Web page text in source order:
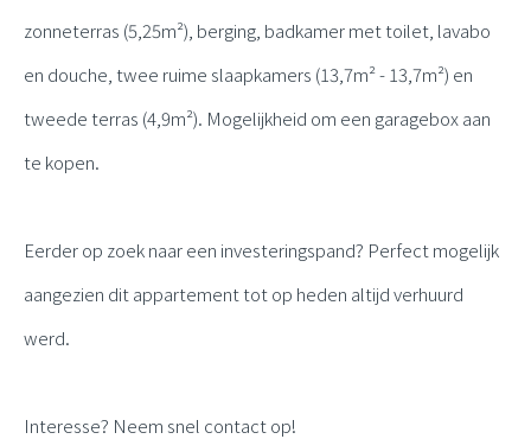
zonneterras (5,25m²), berging, badkamer met toilet, lavabo
en douche, twee ruime slaapkamers (13,7m² - 13,7m²) en
tweede terras (4,9m²). Mogelijkheid om een garagebox aan
te kopen.
Eerder op zoek naar een investeringspand? Perfect mogelijk
aangezien dit appartement tot op heden altijd verhuurd
werd.
Interesse? Neem snel contact op!